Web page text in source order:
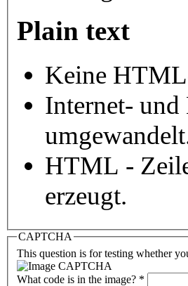
Plain text
Keine
Internet- und
HTML -
erzeugt.
CAPTCHA
This question is for testing whether
What code is in the image? *